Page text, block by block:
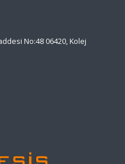
No:48 06420, Kolej